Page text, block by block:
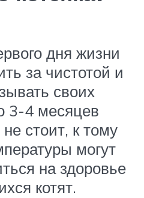
дня жизни
за чистотой и
своих
3-4 месяцев
стоит, к тому
могут
на здоровье
котят.